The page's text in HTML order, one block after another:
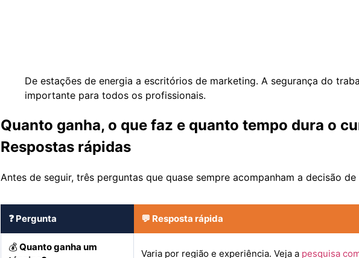
De estações de energia a escritórios de marketing. A segurança do
importante para todos os profissionais.
Quanto ganha, o que faz e quanto tempo dura o
Respostas rápidas
Antes de seguir, três perguntas que quase sempre acompanham a decisão de
❓ Pergunta 💬 Resposta rápida
💰Quanto ganha um
Varia por região e experiência. Veja a pesquisa